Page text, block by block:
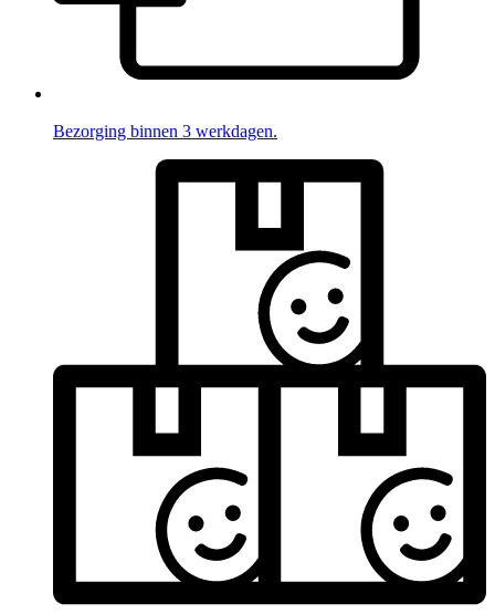
Bezorging binnen 3 werkdagen.